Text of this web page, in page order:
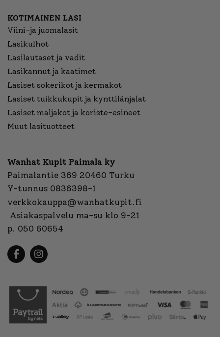
KOTIMAINEN LASI
Viini-ja juomalasit
Lasikulhot
Lasilautaset ja vadit
Lasikannut ja kaatimet
Lasiset sokerikot ja kermakot
Lasiset tuikkukupit ja kynttilänjalat
Lasiset maljakot ja koriste-esineet
Muut lasituotteet
Wanhat Kupit Paimala ky
Paimalantie 369 20460 Turku
Y-tunnus 0836398-1
verkkokauppa@wanhatkupit.fi
Asiakaspalvelu ma-su klo 9-21
p. 050 60654